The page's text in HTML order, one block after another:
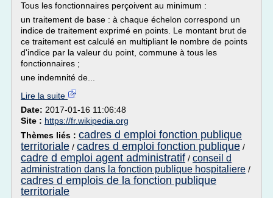
Tous les fonctionnaires perçoivent au minimum :
un traitement de base : à chaque échelon correspond un
indice de traitement exprimé en points. Le montant brut de
ce traitement est calculé en multipliant le nombre de points
d'indice par la valeur du point, commune à tous les
fonctionnaires ;
une indemnité de...
Lire la suite
Date: 2017-01-16 11:06:48
Site : https://fr.wikipedia.org
Thèmes liés : cadres d emploi fonction publique
territoriale / cadres d emploi fonction publique /
cadre d emploi agent administratif / conseil d
administration dans la fonction publique hospitaliere /
cadres d emplois de la fonction publique
territoriale